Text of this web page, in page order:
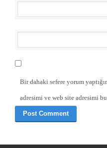
Bir dahaki sefere yorum
adresimi ve web site adresimi